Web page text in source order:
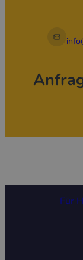
Für